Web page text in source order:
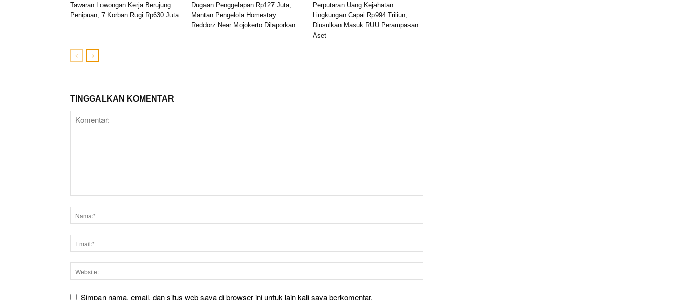
Tawaran Lowongan Kerja Berujung
Penipuan, 7 Korban Rugi Rp630 Juta
Dugaan Penggelapan Rp127 Juta,
Mantan Pengelola Homestay
Reddorz Near Mojokerto Dilaporkan
Perputaran Uang Kejahatan
Lingkungan Capai Rp994 Triliun,
Diusulkan Masuk RUU Perampasan
Aset
TINGGALKAN KOMENTAR
Simpan nama, email, dan situs web saya di browser ini untuk lain kali saya berkomentar.